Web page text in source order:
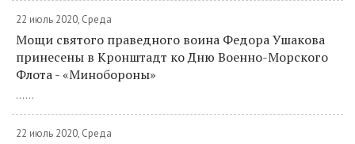
22 июль 2020, Среда
Мощи святого праведного воина Федора Ушакова
принесены в Кронштадт ко Дню Военно-Морского
Флота - «Минобороны»
......
22 июль 2020, Среда